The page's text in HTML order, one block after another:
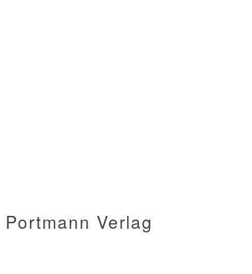
Verlag